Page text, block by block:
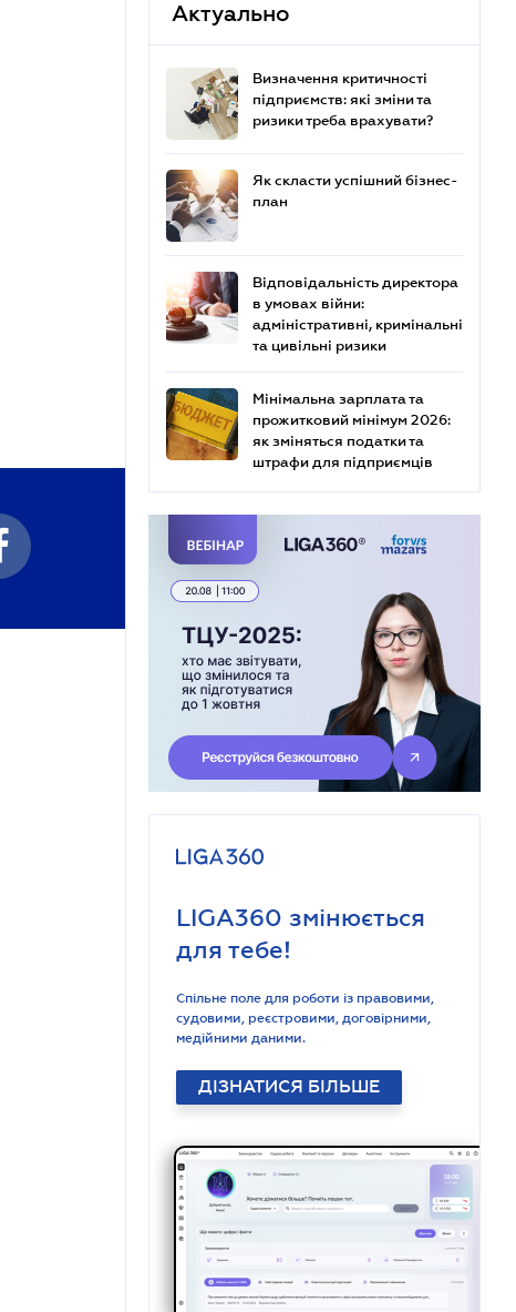
Актуально
Визначення критичності
підприємств: які зміни та
ризики треба врахувати?
Як скласти успішний бізнес-
план
Відповідальність директора
в умовах війни:
адміністративні, кримінальні
та цивільні ризики
Мінімальна зарплата та
прожитковий мінімум 2026:
як зміняться податки та
штрафи для підприємців
LIGA360 змінюється
для тебе!
Спільне поле для роботи із правовими,
судовими, реєстровими, договірними,
медійними даними.
ДІЗНАТИСЯ БІЛЬШЕ